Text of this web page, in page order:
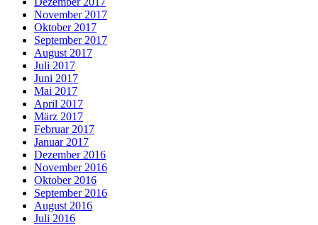
November 2017
Oktober 2017
September 2017
August 2017
Juli 2017
Juni 2017
Mai 2017
April 2017
März 2017
Februar 2017
Januar 2017
Dezember 2016
November 2016
Oktober 2016
September 2016
August 2016
Juli 2016